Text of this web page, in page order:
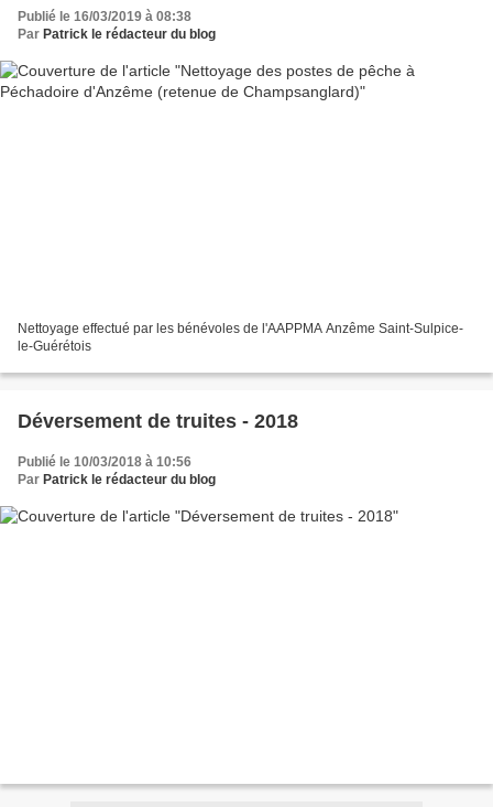
Publié le 16/03/2019 à 08:38
Par Patrick le rédacteur du blog
Nettoyage effectué par les bénévoles de l'AAPPMA Anzême Saint-Sulpice-
le-Guérétois
Déversement de truites - 2018
Publié le 10/03/2018 à 10:56
Par Patrick le rédacteur du blog